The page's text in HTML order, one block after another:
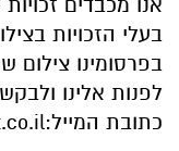
כתובת המייל: